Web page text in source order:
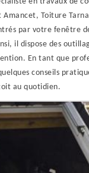
Toiture
par votre fenêtre
il dispose des
En tant que
conseils
au quotidien.